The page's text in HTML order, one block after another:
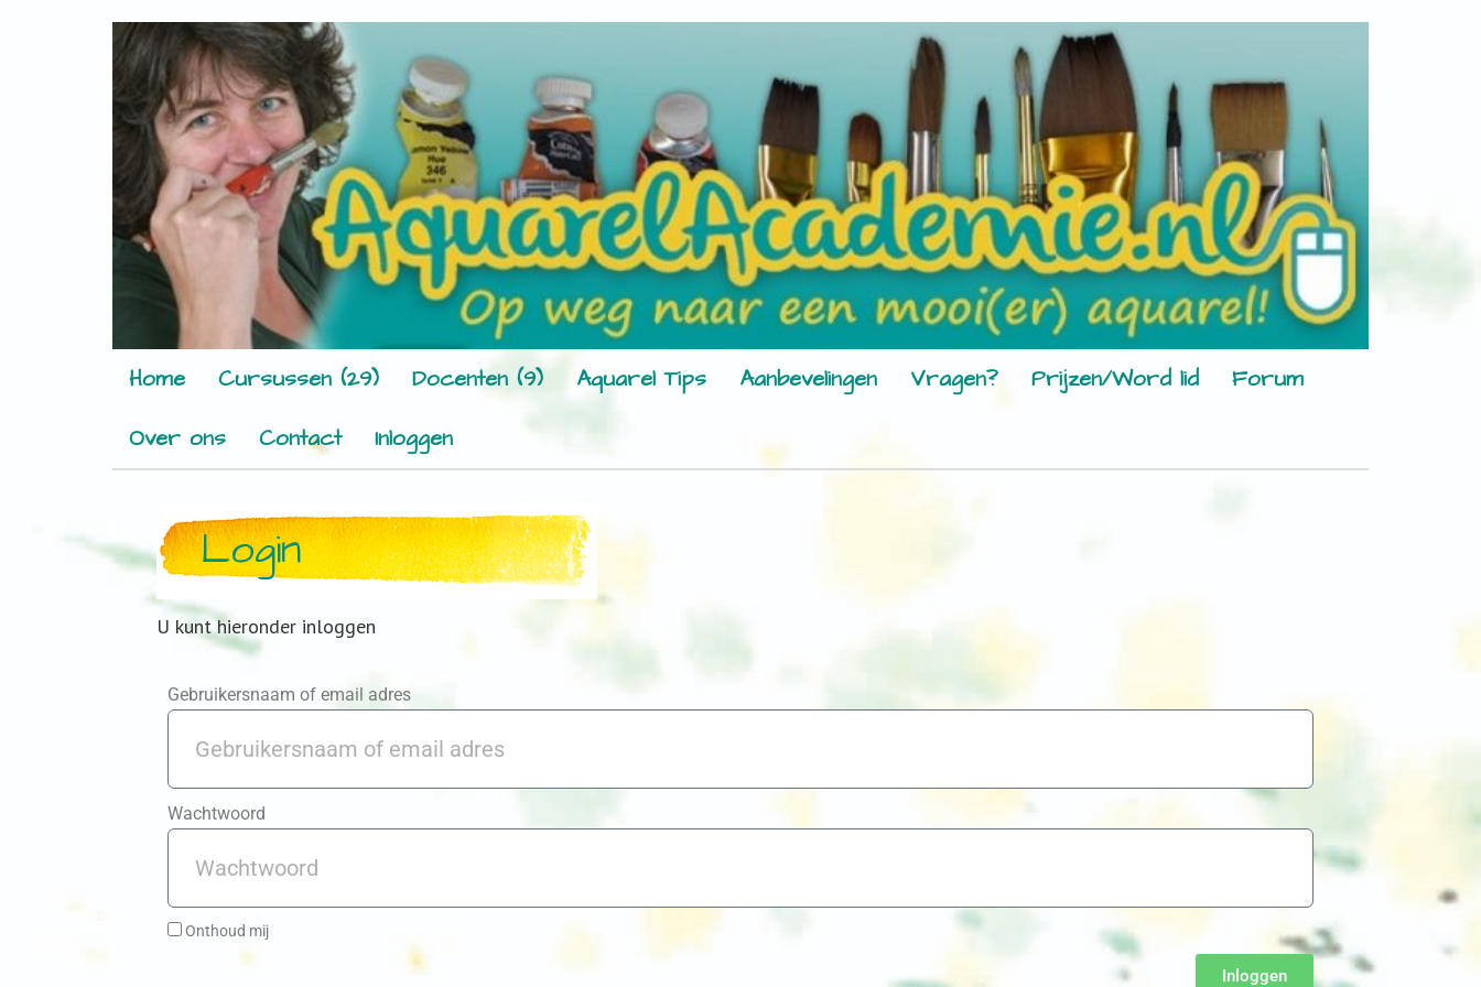
Home Cursussen (29) Docenten (9) Aquarel Tips Aanbevelingen Vragen? Prijzen/Word lid
Forum
Over ons
Contact Inloggen
Login
U kunt hieronder inloggen
Gebruikersnaam of email adres
Wachtwoord
Onthoud mij
Inloggen